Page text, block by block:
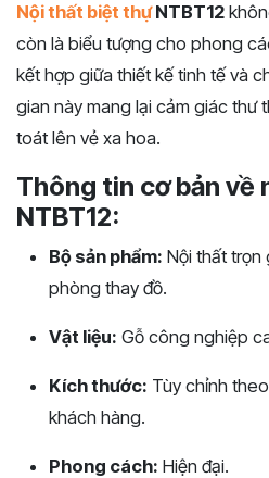
Nội thất biệt thựNTBT12
còn là biểu tượng cho phong
kết hợp giữa thiết kế tinh tế và
gian này mang lại cảm giác thư
toát lên vẻ xa hoa.
Thông tin cơ bản về
NTBT12:
Bộ sản phẩm: Nội thất trọn
phòng thay đồ.
Vật liệu: Gỗ công nghiệp
Kích thước: Tùy chỉnh
khách hàng.
Phong cách: Hiện đại.